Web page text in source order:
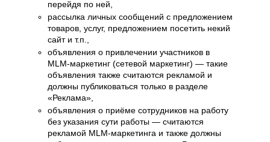
перейдя по ней,
рассылка личных сообщений с предложением
товаров, услуг, предложением посетить некий
сайт и т.п.,
объявления о привлечении участников в
MLM-маркетинг (сетевой маркетинг) — такие
объявления также считаются рекламой и
должны публиковаться только в разделе
«Реклама»,
объявления о приёме сотрудников на работу
без указания сути работы — считаются
рекламой MLM-маркетинга и также должны